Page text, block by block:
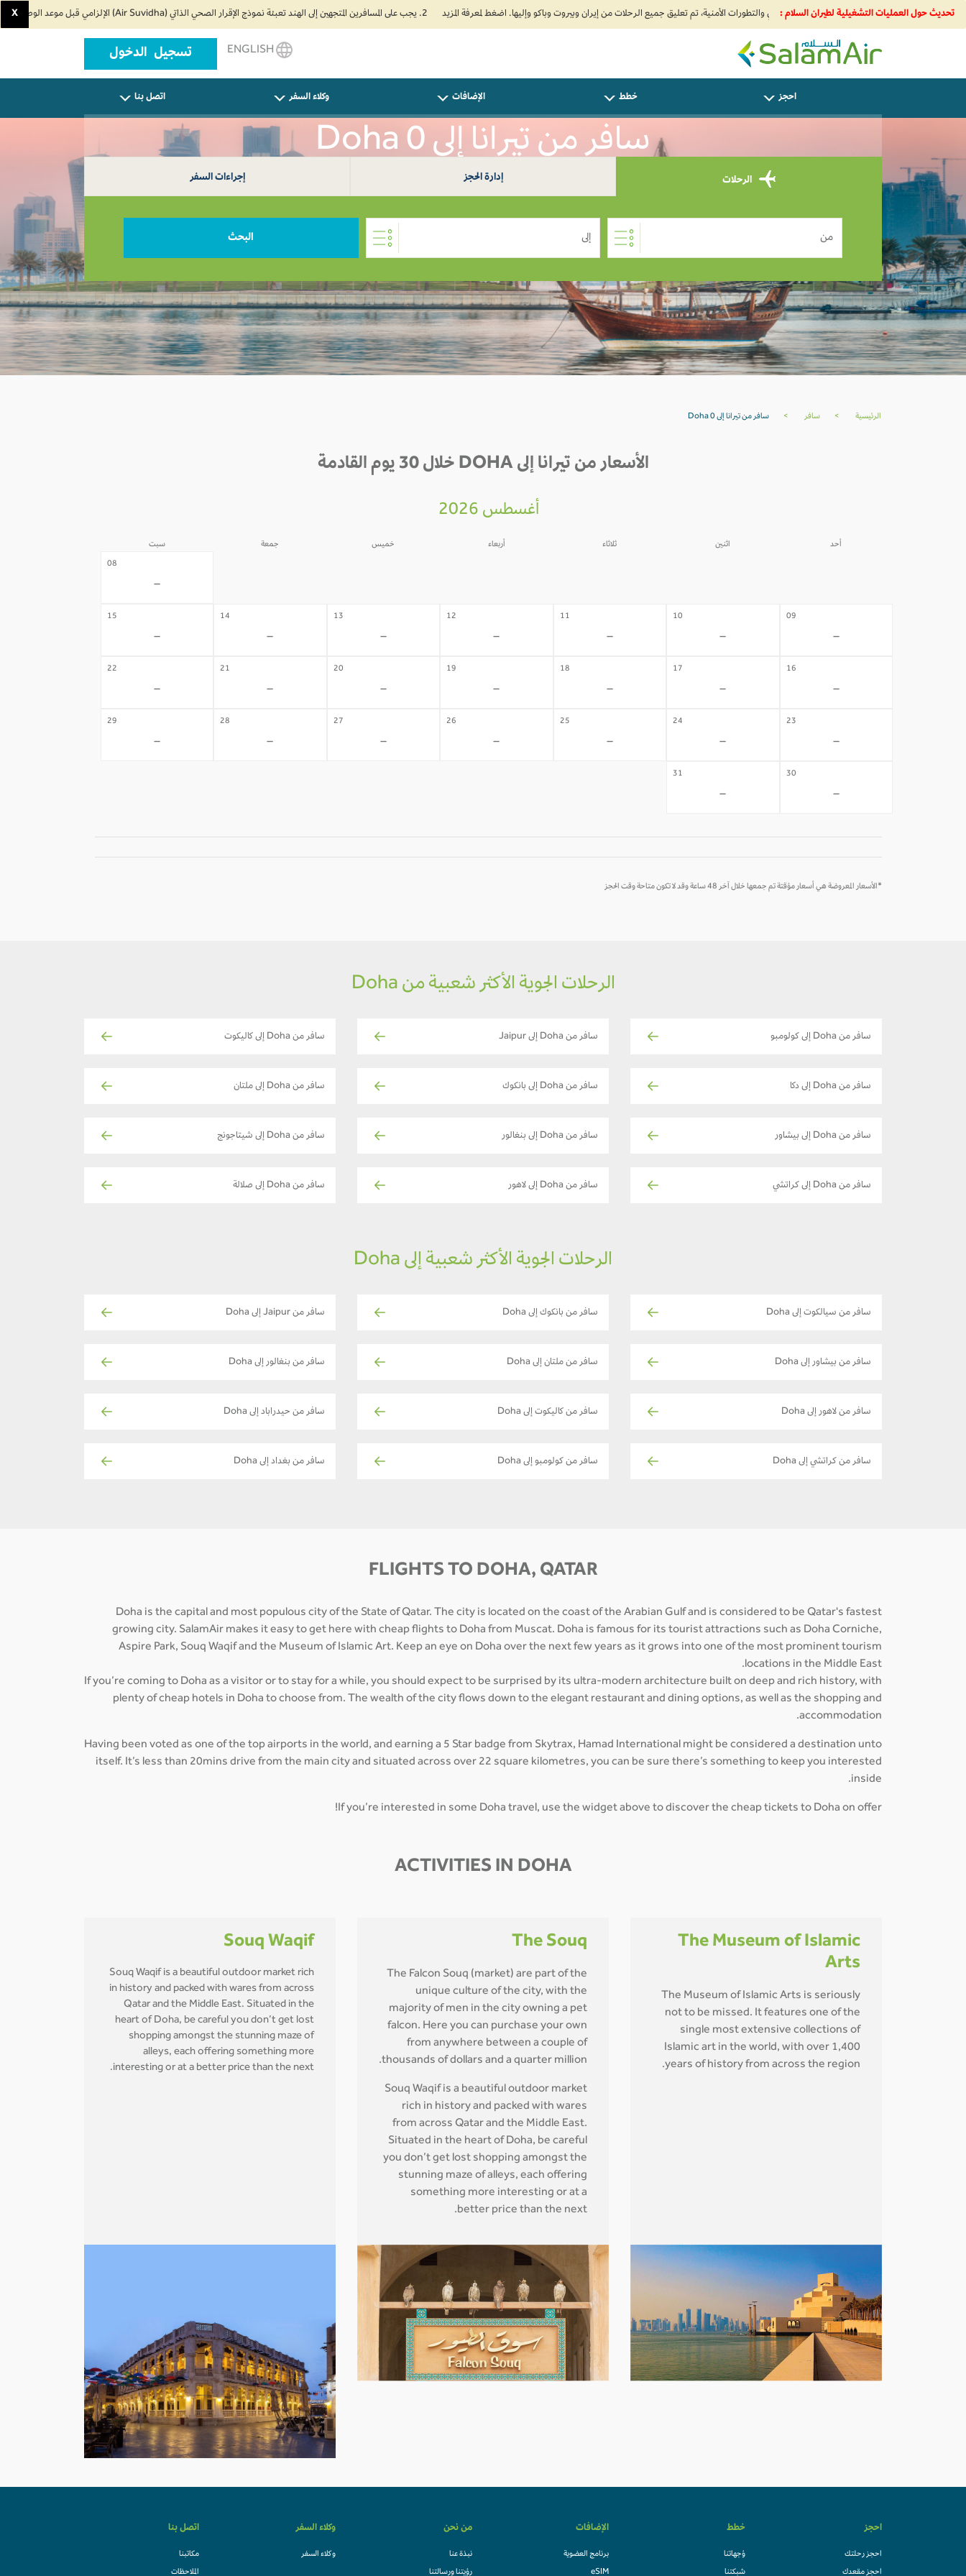
تحديث حول العمليات التشغيلية لطيران السلام : 2. يجب على المسافرين المتجهين إلى الهند تعبئة نموذج الإقرار الصحي الذاتي (Air Suvidha) الإلزامي قبل موعد الوصول بـ 24 ساعة على الأقل. اضغط هنا للدخول إلى بوابة Air Suvidha. X
SalamAir
تسجيل الدخول
احجز خطط الإضافات وكلاء السفر اتصل بنا
سافر من تيرانا إلى Doha 0
الرحلات إدارة الحجز إجراءات السفر
من إلى البحث
الرئيسية > سافر > سافر من تيرانا إلى Doha 0
الأسعار من تيرانا إلى DOHA خلال 30 يوم القادمة
أغسطس 2026
أحد اثنين ثلاثاء أربعاء خميس جمعة سبت
08
-
09
-
10
-
11
-
12
-
13
-
14
-
15
-
16
-
17
-
18
-
19
-
20
-
21
-
22
-
23
-
24
-
25
-
26
-
27
-
28
-
29
-
30
-
31
-
*الأسعار المعروضة هي أسعار مؤقتة تم جمعها خلال آخر 48 ساعة وقد لا تكون متاحة وقت الحجز
الرحلات الجوية الأكثر شعبية من Doha
سافر من Doha إلى كولومبو سافر من Doha إلى Jaipur سافر من Doha إلى كاليكوت
سافر من Doha إلى دكا سافر من Doha إلى بانكوك سافر من Doha إلى ملتان
سافر من Doha إلى بيشاور سافر من Doha إلى بنغالور سافر من Doha إلى شيتاجونج
سافر من Doha إلى كراتشي سافر من Doha إلى لاهور سافر من Doha إلى صلالة
الرحلات الجوية الأكثر شعبية إلى Doha
سافر من سيالكوت إلى Doha سافر من بانكوك إلى Doha سافر من Jaipur إلى Doha
سافر من بيشاور إلى Doha سافر من ملتان إلى Doha سافر من بنغالور إلى Doha
سافر من لاهور إلى Doha سافر من كاليكوت إلى Doha سافر من حيدراباد إلى Doha
سافر من كراتشي إلى Doha سافر من كولومبو إلى Doha سافر من بغداد إلى Doha
FLIGHTS TO DOHA, QATAR
Doha is the capital and most populous city of the State of Qatar. The city is located on the coast of the Arabian Gulf and is considered to be Qatar's fastest
growing city. SalamAir makes it easy to get here with cheap flights to Doha from Muscat. Doha is famous for its tourist attractions such as Doha Corniche,
Aspire Park, Souq Waqif and the Museum of Islamic Art. Keep an eye on Doha over the next few years as it grows into one of the most prominent tourism
locations in the Middle East.
If you’re coming to Doha as a visitor or to stay for a while, you should expect to be surprised by its ultra-modern architecture built on deep and rich history, with
plenty of cheap hotels in Doha to choose from. The wealth of the city flows down to the elegant restaurant and dining options, as well as the shopping and
accommodation.
Having been voted as one of the top airports in the world, and earning a 5 Star badge from Skytrax, Hamad International might be considered a destination unto
itself. It’s less than 20mins drive from the main city and situated across over 22 square kilometres, you can be sure there’s something to keep you interested
inside.
If you’re interested in some Doha travel, use the widget above to discover the cheap tickets to Doha on offer!
ACTIVITIES IN DOHA
The Museum of Islamic
Arts
The Museum of Islamic Arts is seriously
not to be missed. It features one of the
single most extensive collections of
Islamic art in the world, with over 1,400
years of history from across the region.
The Souq
The Falcon Souq (market) are part of the
unique culture of the city, with the
majority of men in the city owning a pet
falcon. Here you can purchase your own
from anywhere between a couple of
thousands of dollars and a quarter million.
Souq Waqif is a beautiful outdoor market
rich in history and packed with wares
from across Qatar and the Middle East.
Situated in the heart of Doha, be careful
you don’t get lost shopping amongst the
stunning maze of alleys, each offering
something more interesting or at a
better price than the next.
Souq Waqif
Souq Waqif is a beautiful outdoor market rich
in history and packed with wares from across
Qatar and the Middle East. Situated in the
heart of Doha, be careful you don’t get lost
shopping amongst the stunning maze of
alleys, each offering something more
interesting or at a better price than the next.
احجز
احجز رحلتك
احجز مقعدك
خطط
وُجهاتنا
شبكتنا
الإضافات
برنامج العضوية
eSIM
من نحن
نبذة عنا
رؤيتنا ورسالتنا
وكلاء السفر
وكلاء السفر
اتصل بنا
مكاتبنا
الملاحظات